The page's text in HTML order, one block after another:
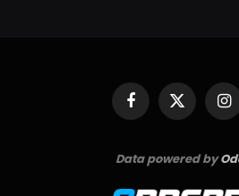
Facebook
X
(Twitter)
Data powered by